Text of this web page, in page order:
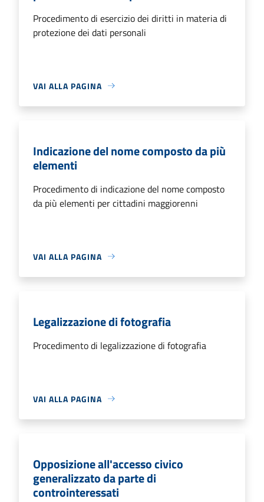
Procedimento di esercizio dei diritti in materia di
protezione dei dati personali
VAI ALLA PAGINA
Indicazione del nome composto da più
elementi
Procedimento di indicazione del nome composto
da più elementi per cittadini maggiorenni
VAI ALLA PAGINA
Legalizzazione di fotografia
Procedimento di legalizzazione di fotografia
VAI ALLA PAGINA
Opposizione all'accesso civico
generalizzato da parte di
controinteressati